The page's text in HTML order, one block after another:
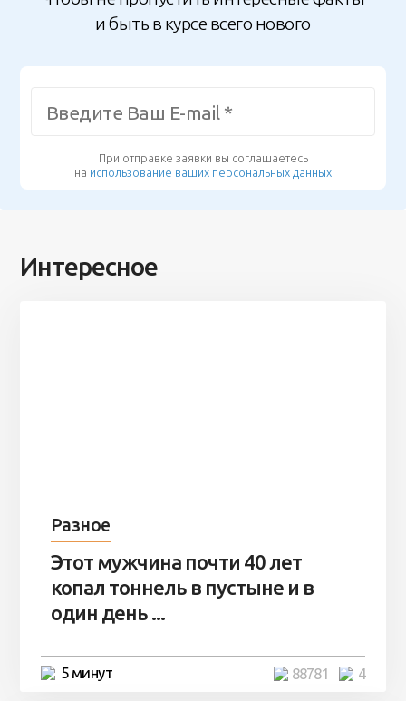
и быть в курсе всего нового
При отправке заявки вы соглашаетесь
на использование ваших персональных данных
Интересное
Разное
Этот мужчина почти 40 лет
копал тоннель в пустыне и в
один день ...
5 минут 4
88781